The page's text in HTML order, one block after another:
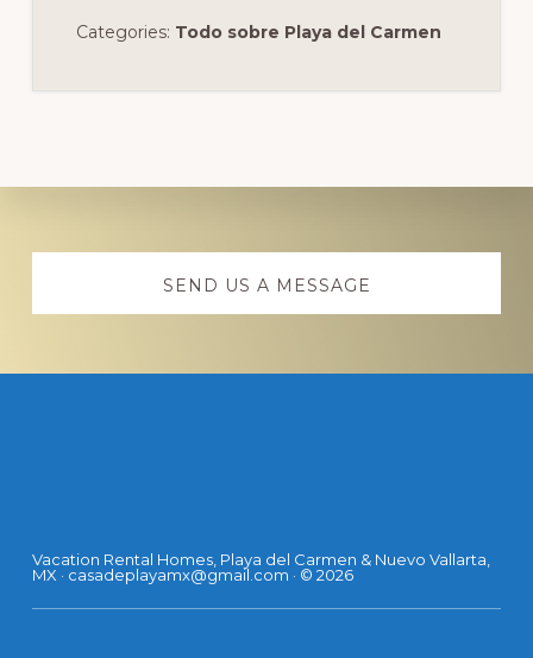
Categories: Todo sobre Playa del Carmen
Explore
SEND US A MESSAGE
Vacation Rental Homes, Playa del Carmen & Nuevo Vallarta,
MX · casadeplayamx@gmail.com · © 2026